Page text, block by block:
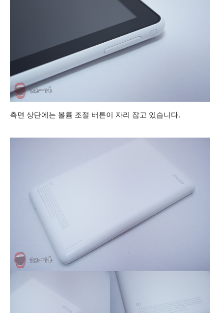
측면 상단에는 볼륨 조절 버튼이 자리 잡고 있습니다.